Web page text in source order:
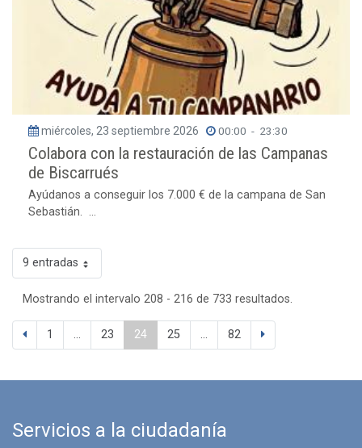
miércoles, 23 septiembre 2026 00:00 - 23:30
Colabora con la restauración de las Campanas
de Biscarrués
Ayúdanos a conseguir los 7.000 € de la campana de San
Sebastián. ...
9 entradas
Mostrando el intervalo 208 - 216 de 733 resultados.
1 ... 23 24 25 ... 82
Servicios a la ciudadanía